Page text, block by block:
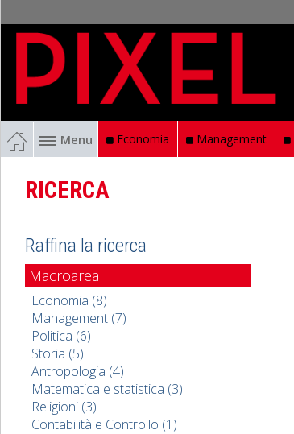
Menu Economia Management
RICERCA
Raffina la ricerca
Macroarea
Economia (8)
Management (7)
Politica (6)
Storia (5)
Antropologia (4)
Matematica e statistica (3)
Religioni (3)
Contabilità e Controllo (1)